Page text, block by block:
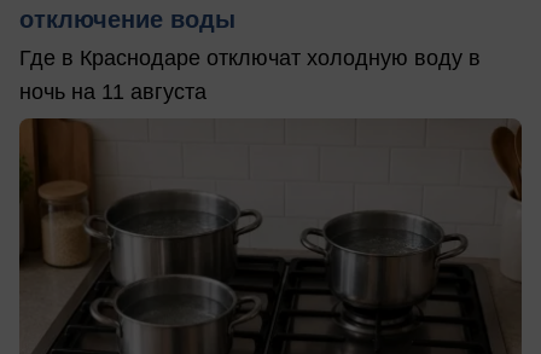
отключение воды
Где в Краснодаре отключат холодную воду в
ночь на 11 августа